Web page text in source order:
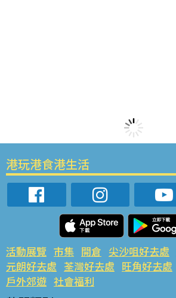
港玩港食港生活
活動展覽 市集 開倉 尖沙咀好去處
元朗好去處 荃灣好去處 旺角好去處
戶外郊遊 社會福利